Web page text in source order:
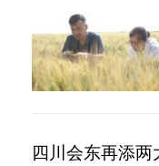
四川会东再添